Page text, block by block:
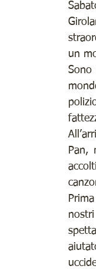
LA
un
Sono
Pan,